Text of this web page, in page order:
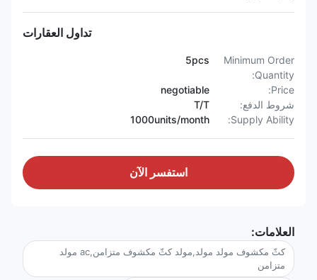
تداول العقارات
Minimum Order
Quantity:
5pcs
Price:
negotiable
شروط الدفع:
T/T
Supply Ability:
1000units/month
استفسر الآن
العلامات:
كثّ مكشوف مولد مولد,مولد كثّ مكشوف متزامن,ac مولد
متزامن